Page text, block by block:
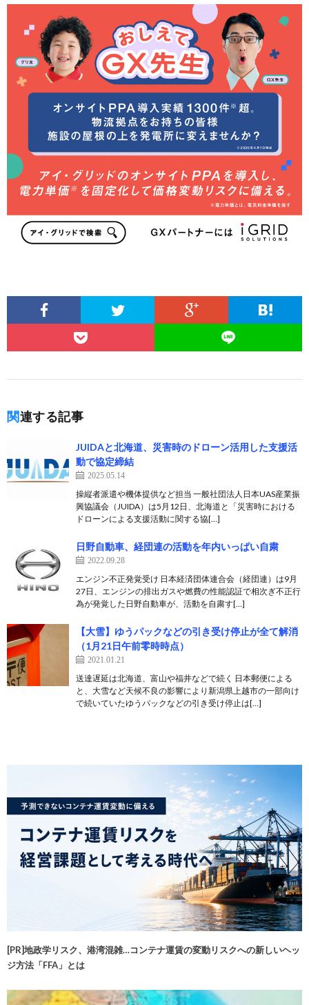
関連する記事
JUIDAと北海道、災害時のドローン活用した支援活
動で協定締結
2025.05.14
操縦者派遣や機体提供など担当 一般社団法人日本UAS産業振
興協議会（JUIDA）は5月12日、北海道と「災害時における
ドローンによる支援活動に関する協[…]
日野自動車、経団連の活動を年内いっぱい自粛
2022.09.28
エンジン不正発覚受け 日本経済団体連合会（経団連）は9月
27日、エンジンの排出ガスや燃費の性能認証で相次ぎ不正行
為が発覚した日野自動車が、活動を自粛す[…]
【大雪】ゆうパックなどの引き受け停止が全て解消
（1月21日午前零時時点）
2021.01.21
送達遅延は北海道、富山や福井などで続く 日本郵便による
と、大雪など天候不良の影響により新潟県上越市の一部向け
で続いていたゆうパックなどの引き受け停止は[…]
[PR]地政学リスク、港湾混雑…コンテナ運賃の変動リスクへの新しいヘッ
ジ方法「FFA」とは